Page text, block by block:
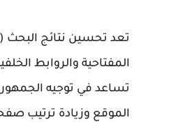
المفتاحية والروابط
تساعد في توجيه الجمهور
الموقع وزيادة ترتيب